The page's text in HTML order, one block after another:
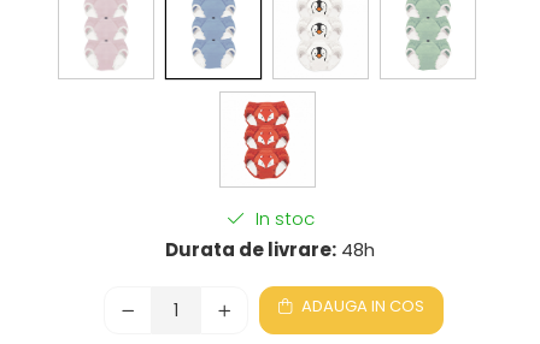
In stoc
Durata de livrare: 48h
ADAUGA IN COS